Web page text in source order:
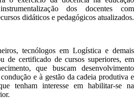
dos docentes com
didáticos e pedagógicos atualizados.
tecnólogos em Logística e demais
de certificado de cursos superiores, em
que buscam desenvolvimento
e à gestão da cadeia produtiva e
tenham interesse em habilitar-se na